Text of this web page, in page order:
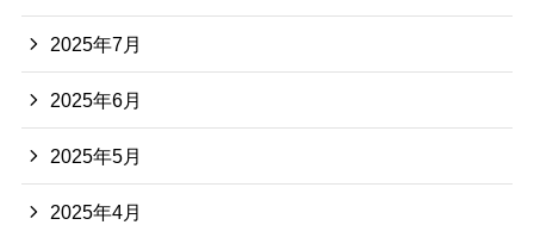
2025年7月
2025年6月
2025年5月
2025年4月